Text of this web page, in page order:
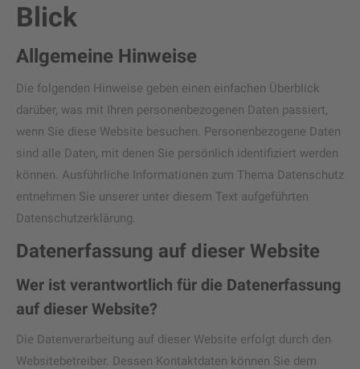
Blick
Allgemeine Hinweise
Die folgenden Hinweise geben einen einfachen Überblick
darüber, was mit Ihren personenbezogenen Daten passiert,
wenn Sie diese Website besuchen. Personenbezogene Daten
sind alle Daten, mit denen Sie persönlich identifiziert werden
können. Ausführliche Informationen zum Thema Datenschutz
entnehmen Sie unserer unter diesem Text aufgeführten
Datenschutzerklärung.
Datenerfassung auf dieser Website
Wer ist verantwortlich für die Datenerfassung
auf dieser Website?
Die Datenverarbeitung auf dieser Website erfolgt durch den
Websitebetreiber. Dessen Kontaktdaten können Sie dem